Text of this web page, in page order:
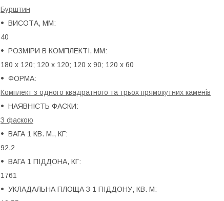
Бурштин
ВИСОТА, ММ:
40
РОЗМІРИ В КОМПЛЕКТІ, ММ:
180 х 120; 120 х 120; 120 х 90; 120 х 60
ФОРМА:
Комплект з одного квадратного та трьох прямокутних каменів
НАЯВНІСТЬ ФАСКИ:
З фаскою
ВАГА 1 КВ. М., КГ:
92.2
ВАГА 1 ПІДДОНА, КГ:
1761
УКЛАДАЛЬНА ПЛОЩА З 1 ПІДДОНУ, КВ. М: